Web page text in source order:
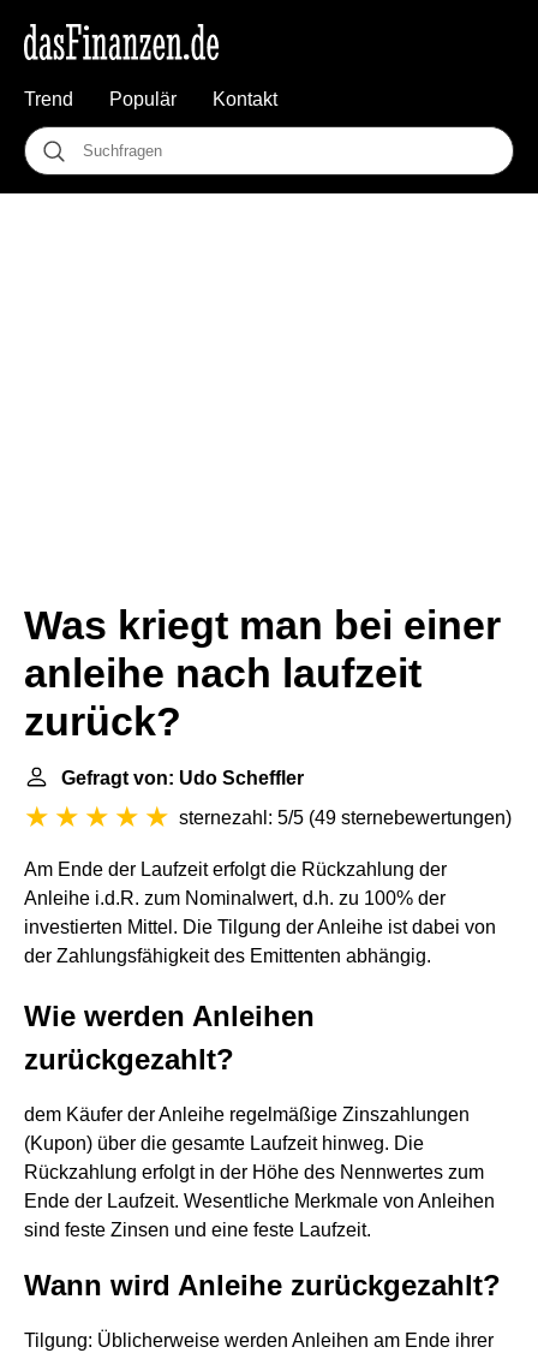
Trend Populär Kontakt
Was kriegt man bei einer
anleihe nach laufzeit
zurück?
Gefragt von: Udo Scheffler
sternezahl: 5/5 (49 sternebewertungen)
Am Ende der Laufzeit erfolgt die Rückzahlung der
Anleihe i.d.R. zum Nominalwert, d.h. zu 100% der
investierten Mittel. Die Tilgung der Anleihe ist dabei von
der Zahlungsfähigkeit des Emittenten abhängig.
Wie werden Anleihen
zurückgezahlt?
dem Käufer der Anleihe regelmäßige Zinszahlungen
(Kupon) über die gesamte Laufzeit hinweg. Die
Rückzahlung erfolgt in der Höhe des Nennwertes zum
Ende der Laufzeit. Wesentliche Merkmale von Anleihen
sind feste Zinsen und eine feste Laufzeit.
Wann wird Anleihe zurückgezahlt?
Tilgung: Üblicherweise werden Anleihen am Ende ihrer